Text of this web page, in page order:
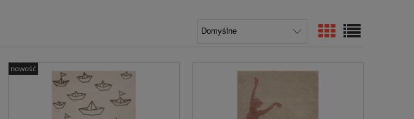
nowość